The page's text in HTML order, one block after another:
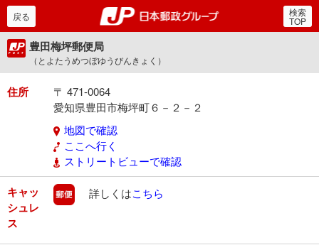
郵便局・日本郵政グルー
戻る 検索
TOP
豊田梅坪郵便局
（とよたうめつぼゆうびんきょく）
住所
〒 471-0064
愛知県豊田市梅坪町６－２－２
地図で確認
ここへ行く
ストリートビューで確認
キャッ
シュレ
ス
郵便
詳しくはこちら